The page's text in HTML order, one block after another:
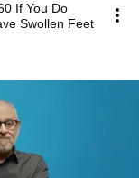
If You Do
Swollen Feet